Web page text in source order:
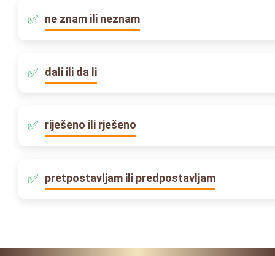
ne znam ili neznam
dali ili da li
riješeno ili rješeno
pretpostavljam ili predpostavljam